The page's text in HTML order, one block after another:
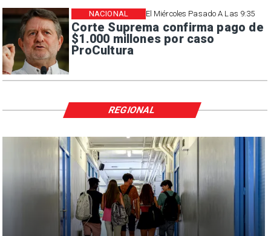
El Miércoles Pasado A Las 9:35
Corte Suprema confirma pago de
$1.000 millones por caso
ProCultura
NACIONAL
REGIONAL